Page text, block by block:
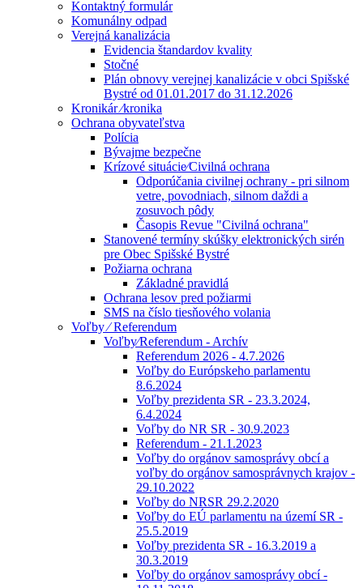
Kontaktný formulár
Komunálny odpad
Verejná kanalizácia
Evidencia štandardov kvality
Stočné
Plán obnovy verejnej kanalizácie v obci Spišské
Bystré od 01.01.2017 do 31.12.2026
Kronikár ⁄kronika
Ochrana obyvateľstva
Polícia
Bývajme bezpečne
Krízové situácie⁄Civilná ochrana
Odporúčania civilnej ochrany - pri silnom
vetre, povodniach, silnom daždi a
zosuvoch pôdy
Časopis Revue "Civilná ochrana"
Stanovené termíny skúšky elektronických sirén
pre Obec Spišské Bystré
Požiarna ochrana
Základné pravidlá
Ochrana lesov pred požiarmi
SMS na číslo tiesňového volania
Voľby ⁄ Referendum
Voľby⁄Referendum - Archív
Referendum 2026 - 4.7.2026
Voľby do Európskeho parlamentu
8.6.2024
Voľby prezidenta SR - 23.3.2024,
6.4.2024
Voľby do NR SR - 30.9.2023
Referendum - 21.1.2023
Voľby do orgánov samosprávy obcí a
voľby do orgánov samosprávnych krajov -
29.10.2022
Voľby do NRSR 29.2.2020
Voľby do EÚ parlamentu na území SR -
25.5.2019
Voľby prezidenta SR - 16.3.2019 a
30.3.2019
Voľby do orgánov samosprávy obcí -